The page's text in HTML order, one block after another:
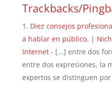
Trackbacks/
Diez consejos
a hablar en público. |
Internet- [...] entre dos
entre dos expresiones, la
expertos se distinguen